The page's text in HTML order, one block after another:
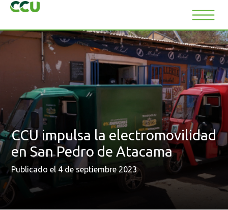
CCU impulsa la electromovilidad
en San Pedro de Atacama
Publicado el 4 de septiembre 2023